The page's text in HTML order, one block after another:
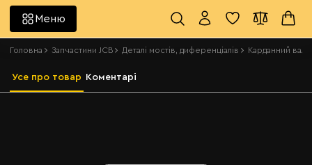
Меню
Головна Запчастини JCB Деталі мостів, диференціалів Карданний вал
Усе про товар Коментарі